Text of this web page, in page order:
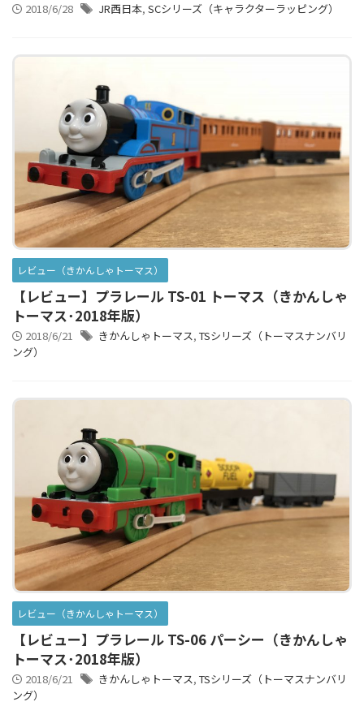
2018/6/28 JR西日本, SCシリーズ（キャラクターラッピング）
レビュー（きかんしゃトーマス）
【レビュー】プラレール TS-01 トーマス（きかんしゃ
トーマス･2018年版）
2018/6/21 きかんしゃトーマス, TSシリーズ（トーマスナンバリ
ング）
レビュー（きかんしゃトーマス）
【レビュー】プラレール TS-06 パーシー（きかんしゃ
トーマス･2018年版）
2018/6/21 きかんしゃトーマス, TSシリーズ（トーマスナンバリ
ング）